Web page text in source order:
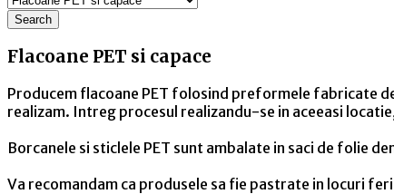
Search
Flacoane PET si capace
Producem flacoane PET folosind preformele fabricate
realizam. Intreg procesul realizandu-se in aceeasi
Borcanele si sticlele PET sunt ambalate in saci de folie
Va recomandam ca produsele sa fie pastrate in locuri